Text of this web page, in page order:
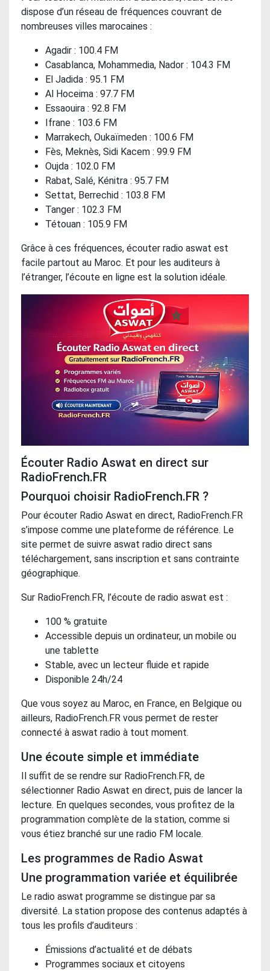
dispose d’un réseau de fréquences couvrant de
nombreuses villes marocaines :
Agadir : 100.4 FM
Casablanca, Mohammedia, Nador : 104.3 FM
El Jadida : 95.1 FM
Al Hoceima : 97.7 FM
Essaouira : 92.8 FM
Ifrane : 103.6 FM
Marrakech, Oukaïmeden : 100.6 FM
Fès, Meknès, Sidi Kacem : 99.9 FM
Oujda : 102.0 FM
Rabat, Salé, Kénitra : 95.7 FM
Settat, Berrechid : 103.8 FM
Tanger : 102.3 FM
Tétouan : 105.9 FM
Grâce à ces fréquences, écouter radio aswat est
facile partout au Maroc. Et pour les auditeurs à
l’étranger, l’écoute en ligne est la solution idéale.
Écouter Radio Aswat en direct sur
RadioFrench.FR
Pourquoi choisir RadioFrench.FR ?
Pour écouter Radio Aswat en direct, RadioFrench.FR
s’impose comme une plateforme de référence. Le
site permet de suivre aswat radio direct sans
téléchargement, sans inscription et sans contrainte
géographique.
Sur RadioFrench.FR, l’écoute de radio aswat est :
100 % gratuite
Accessible depuis un ordinateur, un mobile ou
une tablette
Stable, avec un lecteur fluide et rapide
Disponible 24h/24
Que vous soyez au Maroc, en France, en Belgique ou
ailleurs, RadioFrench.FR vous permet de rester
connecté à aswat radio à tout moment.
Une écoute simple et immédiate
Il suffit de se rendre sur RadioFrench.FR, de
sélectionner Radio Aswat en direct, puis de lancer la
lecture. En quelques secondes, vous profitez de la
programmation complète de la station, comme si
vous étiez branché sur une radio FM locale.
Les programmes de Radio Aswat
Une programmation variée et équilibrée
Le radio aswat programme se distingue par sa
diversité. La station propose des contenus adaptés à
tous les profils d’auditeurs :
Émissions d’actualité et de débats
Programmes sociaux et citoyens